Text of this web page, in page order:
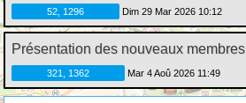
52, 1296 Dim 29 Mar 2026 10:12
Présentation des nouveaux membres
321, 1362 Mar 4 Aoû 2026 11:49